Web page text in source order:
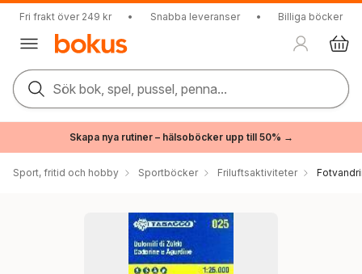
Fri frakt över 249 kr • Snabba leveranser • Billiga böcker
Sök bok, spel, pussel, penna...
Skapa nya rutiner – hälsoböcker upp till 50% →
Sport, fritid och hobby Sportböcker Friluftsaktiviteter